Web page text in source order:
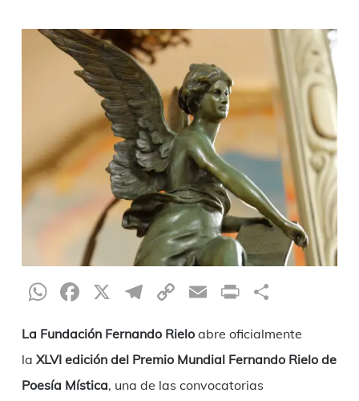
WhatsApp
Facebook
X Telegram
CopyEmailPrint
La Fundación Fernando Rieloabre oficialmente
la XLVI edición del Premio Mundial Fernando Rielo de
Poesía Mística, una de las convocatorias